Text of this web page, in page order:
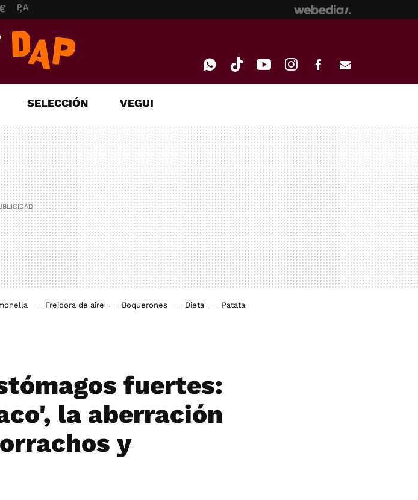
MAIL
SELECCIÓN VEGUI
Freidora de aire Boquerones Dieta Patata
fuertes:
la aberración
y